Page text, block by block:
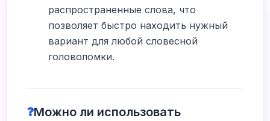
распространенные слова, что
позволяет быстро находить нужный
вариант для любой словесной
головоломки.
❓Можно ли использовать